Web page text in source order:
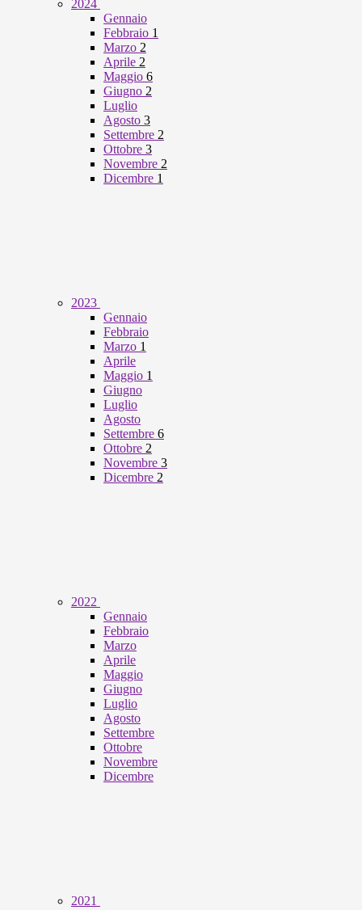
2024
Gennaio
Febbraio 1
Marzo 2
Aprile 2
Maggio 6
Giugno 2
Luglio
Agosto 3
Settembre 2
Ottobre 3
Novembre 2
Dicembre 1
2023
Gennaio
Febbraio
Marzo 1
Aprile
Maggio 1
Giugno
Luglio
Agosto
Settembre 6
Ottobre 2
Novembre 3
Dicembre 2
2022
Gennaio
Febbraio
Marzo
Aprile
Maggio
Giugno
Luglio
Agosto
Settembre
Ottobre
Novembre
Dicembre
2021